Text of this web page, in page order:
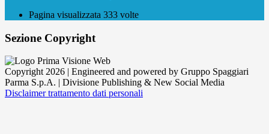
Pagina visualizzata 333 volte
Sezione Copyright
Copyright 2026 | Engineered and powered by Gruppo Spaggiari
Parma S.p.A. | Divisione Publishing & New Social Media
Disclaimer trattamento dati personali